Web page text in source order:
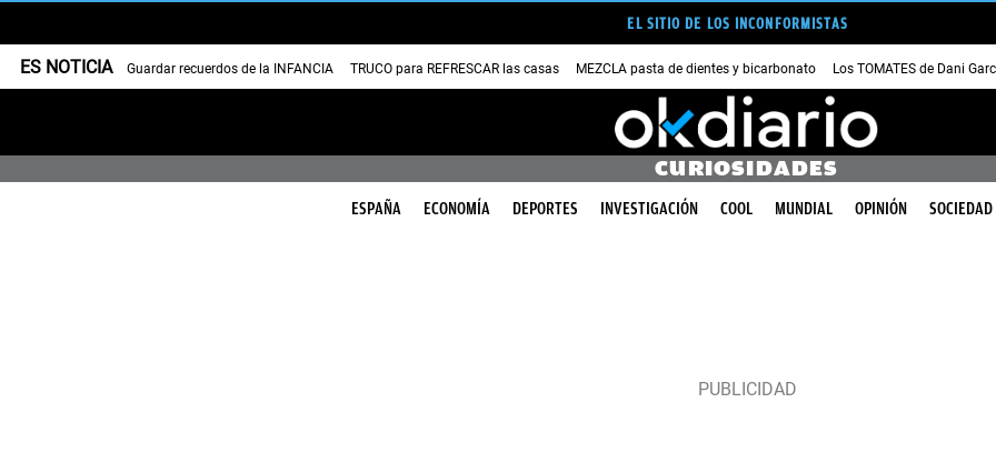
EL SITIO DE LOS INCONFORMISTAS
ES NOTICIA Guardar recuerdos de la INFANCIA TRUCO para REFRESCAR las casas MEZCLA pasta de dientes y bicarbonato Los TOMATES de Dani
CURIOSIDADES
ESPAÑA ECONOMÍA DEPORTES INVESTIGACIÓN COOL MUNDIAL OPINIÓN SOCIEDAD